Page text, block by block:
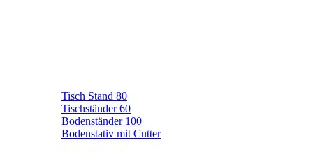
Tisch Stand 80
Tischständer 60
Bodenständer 100
Bodenstativ mit Cutter